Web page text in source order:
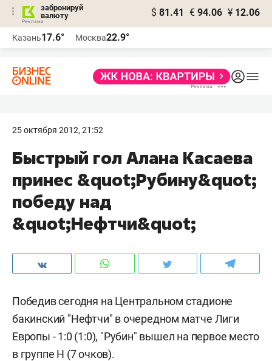
забронируй
валюту
$ 81.41 € 94.06 ¥ 12.06
Казань17.6° Москва22.9°
25 октября 2012, 21:52
Быстрый гол Алана Касаева
принес &quot;Рубину&quot;
победу над
&quot;Нефтчи&quot;
Победив сегодня на Центральном стадионе
бакинский "Нефтчи" в очередном матче Лиги
Европы - 1:0 (1:0), "Рубин" вышел на первое место
в группе Н (7 очков).